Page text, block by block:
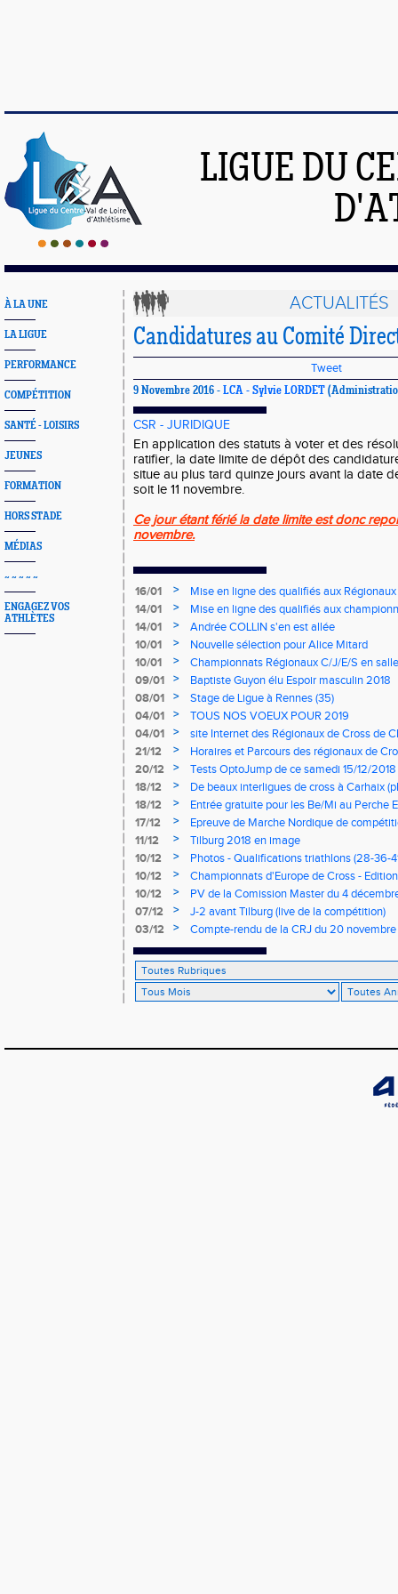
LIGUE DU
À LA UNE
LA LIGUE
PERFORMANCE
COMPÉTITION
SANTÉ - LOISIRS
JEUNES
FORMATION
HORS STADE
MÉDIAS
~ ~ ~ ~ ~
ENGAGEZ VOS
ATHLÈTES
ACTUALITÉS
Candidatures au Comité
Tweet
9 Novembre 2016 - LCA - Sylvie LORDET
CSR - JURIDIQUE
En application des statuts à voter et des
ratifier, la date limite de dépôt des
situe au plus tard quinze jours avant la date
soit le 11 novembre.
Ce jour étant férié la date limite est donc
novembre.
16/01 >
Mise en ligne des qualifiés aux
14/01
>
Mise en ligne des qualifiés aux
14/01
>
Andrée COLLIN s'en est allée
10/01
>
Nouvelle sélection pour Alice Mitard
10/01
>
Championnats Régionaux C/J/E/S en
mercredi à 9h00
09/01 >
Baptiste Guyon élu Espoir masculin 2018
08/01
>
Stage de Ligue à Rennes (35)
04/01
>
TOUS NOS VOEUX POUR 2019
04/01
>
site Internet des Régionaux de Cross de
21/12
>
Horaires et Parcours des régionaux de
20/12
>
Tests OptoJump de ce samedi 15/12/2018
18/12
>
De beaux interligues de cross à Carhaix
18/12
>
Entrée gratuite pour les Be/Mi au Perche
17/12
>
Epreuve de Marche Nordique de
de cross du Loir et Cher
11/12 >
Tilburg 2018 en image
10/12
>
Photos - Qualifications triathlons (28-36-
10/12
>
Championnats d'Europe de Cross -
10/12
>
PV de la Comission Master du 4
07/12
>
J-2 avant Tilburg (live de la compétition)
03/12
> Compte-rendu de la CRJ du 20 novembre